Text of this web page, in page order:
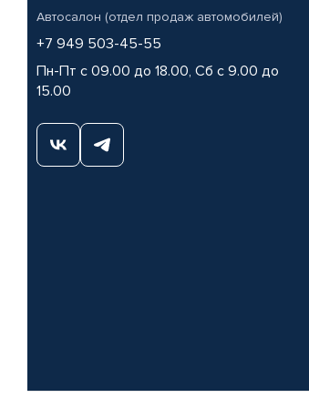
Автосалон (отдел продаж автомобилей)
+7 949 503-45-55
Пн-Пт с 09.00 до 18.00, Сб с 9.00 до
15.00